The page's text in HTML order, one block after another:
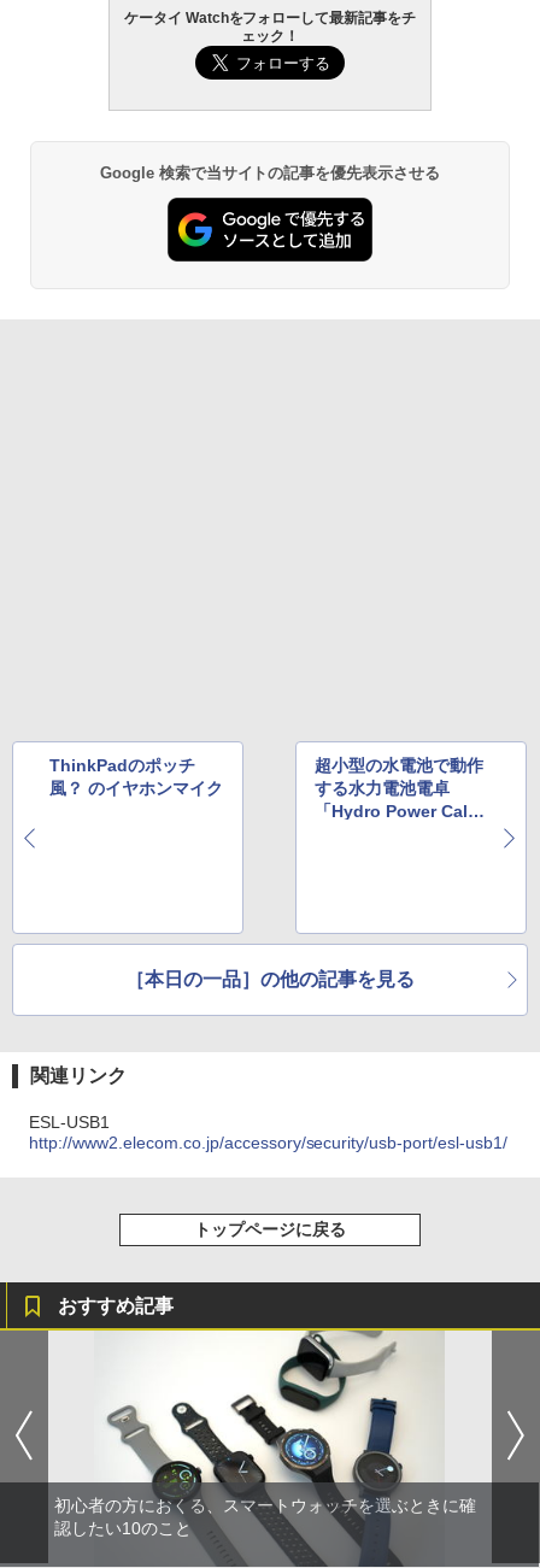
ケータイ Watchをフォローして最新記事をチ
ェック！
Google 検索で当サイトの記事を優先表示させる
ThinkPadのポッチ
風？ のイヤホンマイク
超小型の水電池で動作
する水力電池電卓
「Hydro Power Calcu
［本日の一品］の他の記事を見る
関連リンク
ESL-USB1
http://www2.elecom.co.jp/accessory/security/usb-port/esl-usb1/
トップページに戻る
おすすめ記事
初心者の方におくる、スマートウォッチを選ぶときに確
認したい10のこと